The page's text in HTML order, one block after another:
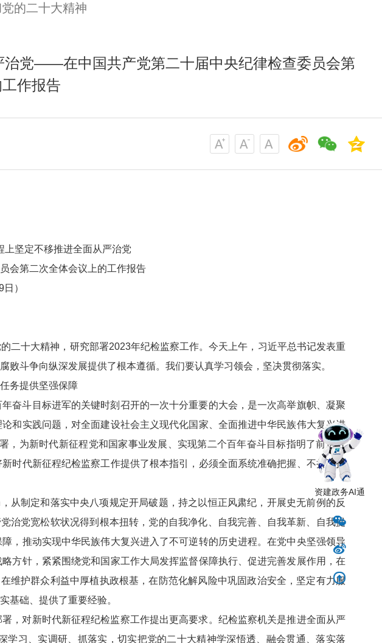
资建政务AI通
的二十大精神
治党——在中国共产党第二十届中央纪律检查委员会第
作报告
上坚定不移推进全面从严治党
会第二次全体会议上的工作报告
）
二十大精神，研究部署2023年纪检监察工作。今天上午，习近平总书记发表重
斗争向纵深发展提供了根本遵循。我们要认真学习领会，坚决贯彻落实。
务提供坚强保障
奋斗目标进军的关键时刻召开的一次十分重要的大会，是一次高举旗帜、凝聚
和实践问题，对全面建设社会主义现代化国家、全面推进中华民族伟大复兴进
，为新时代新征程党和国家事业发展、实现第二个百年奋斗目标指明了前进方
时代新征程纪检监察工作提供了根本指引，必须全面系统准确把握、不折不扣
从制定和落实中央八项规定开局破题，持之以恒正风肃纪，开展史无前例的反
治党宽松软状况得到根本扭转，党的自我净化、自我完善、自我革新、自我提
，推动实现中华民族伟大复兴进入了不可逆转的历史进程。在党中央坚强领导
方针，紧紧围绕党和国家工作大局发挥监督保障执行、促进完善发展作用，在
维护群众利益中厚植执政根基，在防范化解风险中巩固政治安全，坚定有力服
基础、提供了重要经验。
，对新时代新征程纪检监察工作提出更高要求。纪检监察机关是推进全面从严
习、实调研、抓落实，切实把党的二十大精神学深悟透、融会贯通、落实落